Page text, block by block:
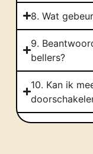
8. Wat
9.
bellers?
10. Kan ik